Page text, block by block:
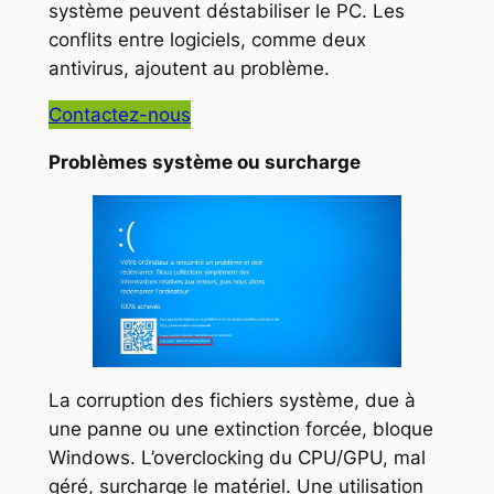
système peuvent déstabiliser le PC. Les
conflits entre logiciels, comme deux
antivirus, ajoutent au problème.
Contactez-nous
Problèmes système ou surcharge
La corruption des fichiers système, due à
une panne ou une extinction forcée, bloque
Windows. L’overclocking du CPU/GPU, mal
géré, surcharge le matériel. Une utilisation